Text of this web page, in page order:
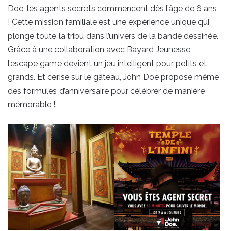
Doe, les agents secrets commencent dès l’âge de 6 ans
! Cette mission familiale est une expérience unique qui
plonge toute la tribu dans l’univers de la bande dessinée.
Grâce à une collaboration avec Bayard Jeunesse,
l’escape game devient un jeu intelligent pour petits et
grands. Et cerise sur le gâteau, John Doe propose même
des formules d’anniversaire pour célébrer de manière
mémorable !